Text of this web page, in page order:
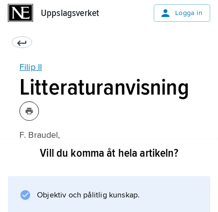
Uppslagsverket Logga in
Filip II
Litteraturanvisning
F. Braudel,
La Méditerranée et le Monde méditerranéen à
Vill du komma åt hela artikeln?
Objektiv och pålitlig kunskap.